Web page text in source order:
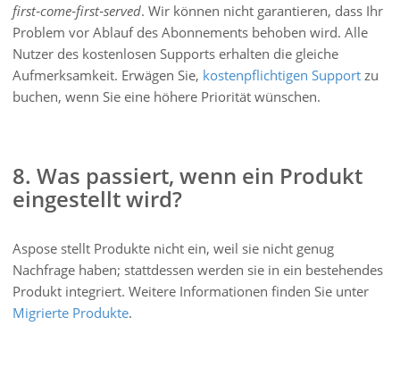
first‑come‑first‑served. Wir können nicht garantieren, dass Ihr
Problem vor Ablauf des Abonnements behoben wird. Alle
Nutzer des kostenlosen Supports erhalten die gleiche
Aufmerksamkeit. Erwägen Sie, kostenpflichtigen Support zu
buchen, wenn Sie eine höhere Priorität wünschen.
8. Was passiert, wenn ein Produkt
eingestellt wird?
Aspose stellt Produkte nicht ein, weil sie nicht genug
Nachfrage haben; stattdessen werden sie in ein bestehendes
Produkt integriert. Weitere Informationen finden Sie unter
Migrierte Produkte.